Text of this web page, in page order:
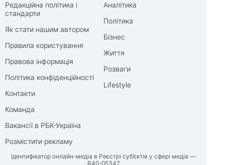
Редакційна політика і
стандарти
Як стати нашим автором
Правила користування
Правова інформація
Політика конфіденційності
Контакти
Команда
Вакансії в РБК-Україна
Розмістити рекламу
Аналітика
Політика
Бізнес
Життя
Розваги
Lifestyle
Ідентифікатор онлайн-медіа в Реєстрі суб’єктів у сфері медіа —
R40-05347